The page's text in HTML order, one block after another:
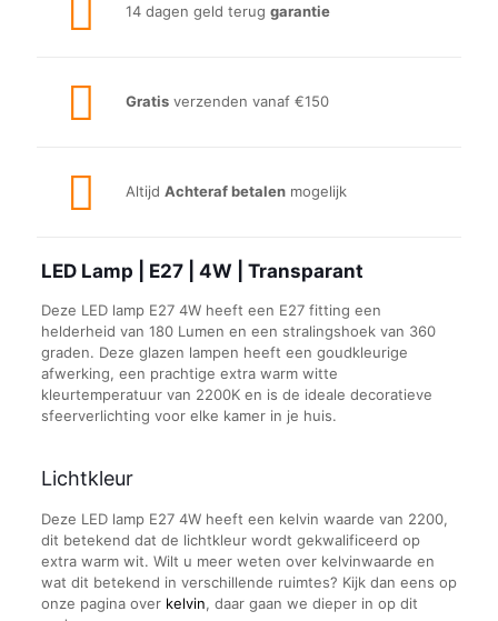
14 dagen geld terug garantie
Gratis verzenden vanaf €150
Altijd Achteraf betalen mogelijk
LED Lamp | E27 | 4W | Transparant
Deze LED lamp E27 4W heeft een E27 fitting een
helderheid van 180 Lumen en een stralingshoek van 360
graden. Deze glazen lampen heeft een goudkleurige
afwerking, een prachtige extra warm witte
kleurtemperatuur van 2200K en is de ideale decoratieve
sfeerverlichting voor elke kamer in je huis.
Lichtkleur
Deze LED lamp E27 4W heeft een kelvin waarde van 2200,
dit betekend dat de lichtkleur wordt gekwalificeerd op
extra warm wit. Wilt u meer weten over kelvinwaarde en
wat dit betekend in verschillende ruimtes? Kijk dan eens op
onze pagina over kelvin, daar gaan we dieper in op dit